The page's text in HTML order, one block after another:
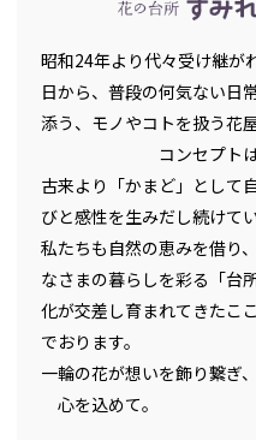
昭和24年より代々受け継が
日から、普段の何気ない日
添う、モノやコトを扱う花屋
コンセプトは「
古来より「かまど」として
びと感性を生みだし続けて
私たちも自然の恵みを借り
なさまの暮らしを彩る「台
化が交差し育まれてきたこ
でおります。
一輪の花が想いを飾り繋ぎ
心を込めて。